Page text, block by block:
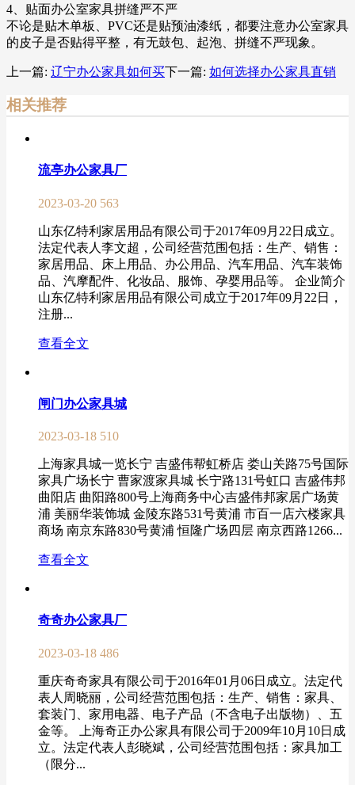
4、贴面办公室家具拼缝严不严
不论是贴木单板、PVC还是贴预油漆纸，都要注意办公室家具
的皮子是否贴得平整，有无鼓包、起泡、拼缝不严现象。
上一篇: 辽宁办公家具如何买下一篇: 如何选择办公家具直销
相关推荐
流亭办公家具厂
2023-03-20 563
山东亿特利家居用品有限公司于2017年09月22日成立。
法定代表人李文超，公司经营范围包括：生产、销售：
家居用品、床上用品、办公用品、汽车用品、汽车装饰
品、汽摩配件、化妆品、服饰、孕婴用品等。 企业简介
山东亿特利家居用品有限公司成立于2017年09月22日，
注册...
查看全文
闸门办公家具城
2023-03-18 510
上海家具城一览长宁 吉盛伟帮虹桥店 娄山关路75号国际
家具广场长宁 曹家渡家具城 长宁路131号虹口 吉盛伟邦
曲阳店 曲阳路800号上海商务中心吉盛伟邦家居广场黄
浦 美丽华装饰城 金陵东路531号黄浦 市百一店六楼家具
商场 南京东路830号黄浦 恒隆广场四层 南京西路1266...
查看全文
奇奇办公家具厂
2023-03-18 486
重庆奇奇家具有限公司于2016年01月06日成立。法定代
表人周晓丽，公司经营范围包括：生产、销售：家具、
套装门、家用电器、电子产品（不含电子出版物）、五
金等。 上海奇正办公家具有限公司于2009年10月10日成
立。法定代表人彭晓斌，公司经营范围包括：家具加工
（限分...